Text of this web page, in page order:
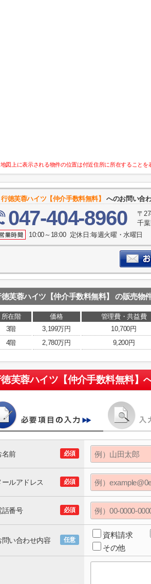
図上に表示される物件の位置は付近住所に所在することを
行徳芙蓉ハイツ【仲介手数料無料】 へのお問い合
047-404-8960
〒
千
10:00～18:00 定休日:毎週火曜・水曜日
芙蓉ハイツ【仲介手数料無料】 の販売物
所在階 価格 管理費・共益費
3階
3,199万円 10,700円
4階
2,780万円 9,200円
芙蓉ハイツ【仲介手数料無料】
必須
名前
必須
ールアドレス
必須
話番号
任意
問い合わせ内容
資料請求
その他